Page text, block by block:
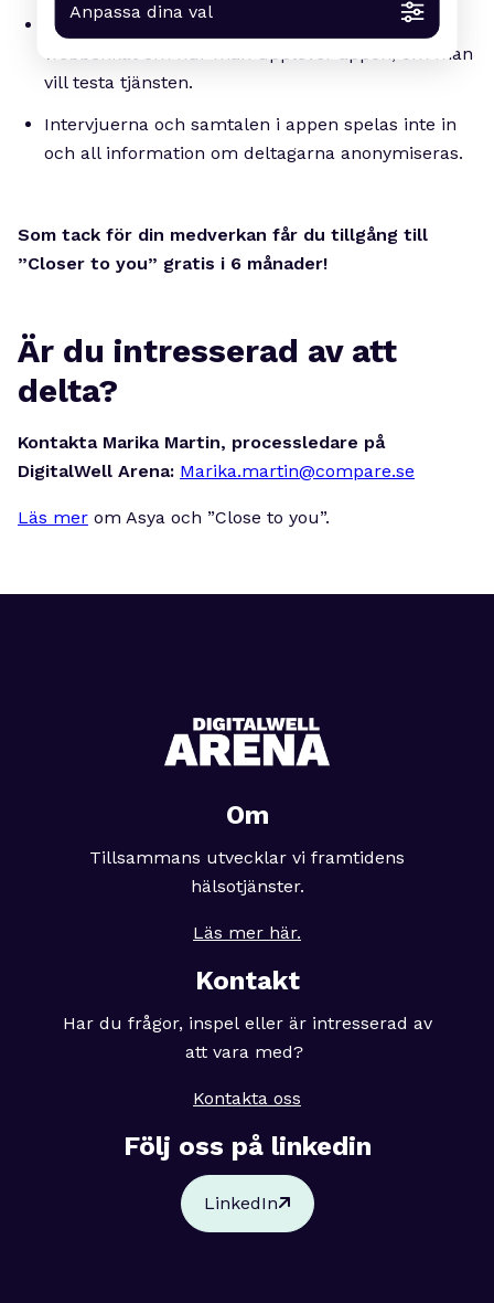
Efter en månad får man också svara på en
webbenkät om hur man upplever appen, om man
vill testa tjänsten.
Intervjuerna och samtalen i appen spelas inte in
och all information om deltagarna anonymiseras.
Som tack för din medverkan får du tillgång till
”Closer to you” gratis i 6 månader!
Är du intresserad av att
delta?
Kontakta Marika Martin, processledare på
DigitalWell Arena: Marika.martin@compare.se
Läs mer om Asya och ”Close to you”.
Om
Tillsammans utvecklar vi framtidens
hälsotjänster.
Läs mer här.
Kontakt
Har du frågor, inspel eller är intresserad av
att vara med?
Kontakta oss
Följ oss på linkedin
LinkedIn
Anpassa dina val